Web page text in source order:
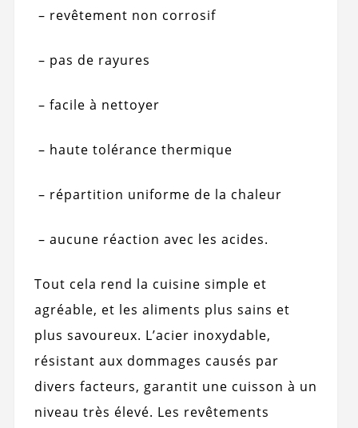
– revêtement non corrosif
– pas de rayures
– facile à nettoyer
– haute tolérance thermique
– répartition uniforme de la chaleur
– aucune réaction avec les acides.
Tout cela rend la cuisine simple et
agréable, et les aliments plus sains et
plus savoureux. L’acier inoxydable,
résistant aux dommages causés par
divers facteurs, garantit une cuisson à un
niveau très élevé. Les revêtements